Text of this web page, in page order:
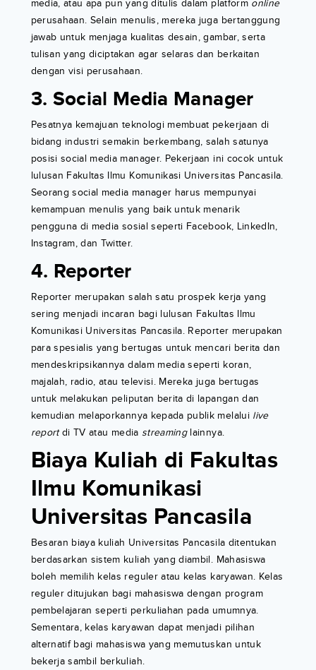
media, atau apa pun yang ditulis dalam platform online
perusahaan. Selain menulis, mereka juga bertanggung
jawab untuk menjaga kualitas desain, gambar, serta
tulisan yang diciptakan agar selaras dan berkaitan
dengan visi perusahaan.
3. Social Media Manager
Pesatnya kemajuan teknologi membuat pekerjaan di
bidang industri semakin berkembang, salah satunya
posisi social media manager. Pekerjaan ini cocok untuk
lulusan Fakultas Ilmu Komunikasi Universitas Pancasila.
Seorang social media manager harus mempunyai
kemampuan menulis yang baik untuk menarik
pengguna di media sosial seperti Facebook, LinkedIn,
Instagram, dan Twitter.
4. Reporter
Reporter merupakan salah satu prospek kerja yang
sering menjadi incaran bagi lulusan Fakultas Ilmu
Komunikasi Universitas Pancasila. Reporter merupakan
para spesialis yang bertugas untuk mencari berita dan
mendeskripsikannya dalam media seperti koran,
majalah, radio, atau televisi. Mereka juga bertugas
untuk melakukan peliputan berita di lapangan dan
kemudian melaporkannya kepada publik melalui live
reportdi TV atau media streaminglainnya.
Biaya Kuliah di Fakultas
Ilmu Komunikasi
Universitas Pancasila
Besaran biaya kuliah Universitas Pancasila ditentukan
berdasarkan sistem kuliah yang diambil. Mahasiswa
boleh memilih kelas reguler atau kelas karyawan. Kelas
reguler ditujukan bagi mahasiswa dengan program
pembelajaran seperti perkuliahan pada umumnya.
Sementara, kelas karyawan dapat menjadi pilihan
alternatif bagi mahasiswa yang memutuskan untuk
bekerja sambil berkuliah.